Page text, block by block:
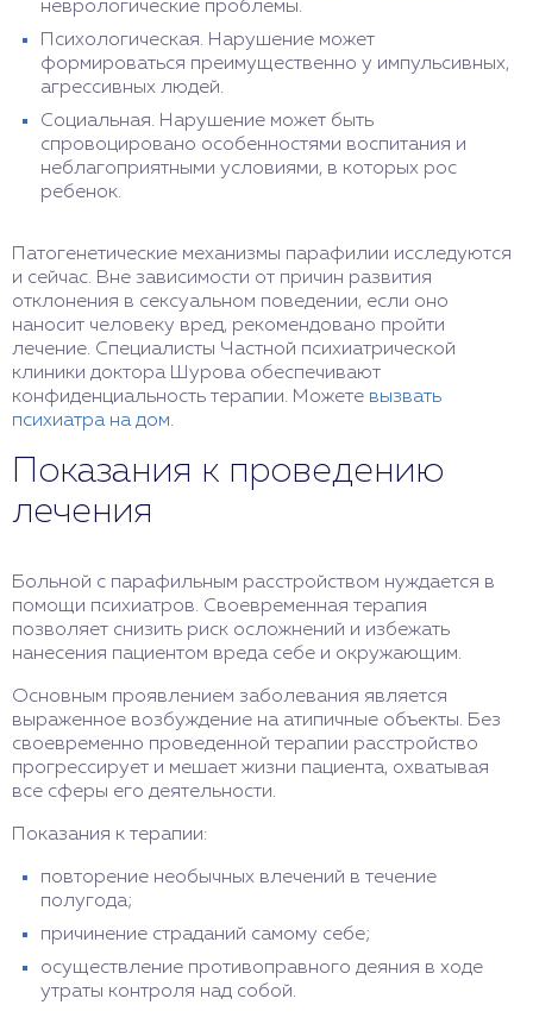
неврологические проблемы.
Психологическая. Нарушение может
формироваться преимущественно у импульсивных,
агрессивных людей.
Социальная. Нарушение может быть
спровоцировано особенностями воспитания и
неблагоприятными условиями, в которых рос
ребенок.
Патогенетические механизмы парафилии исследуются
и сейчас. Вне зависимости от причин развития
отклонения в сексуальном поведении, если оно
наносит человеку вред, рекомендовано пройти
лечение. Специалисты Частной психиатрической
клиники доктора Шурова обеспечивают
конфиденциальность терапии. Можете вызвать
психиатра на дом.
Показания к проведению
лечения
Больной с парафильным расстройством нуждается в
помощи психиатров. Своевременная терапия
позволяет снизить риск осложнений и избежать
нанесения пациентом вреда себе и окружающим.
Основным проявлением заболевания является
выраженное возбуждение на атипичные объекты. Без
своевременно проведенной терапии расстройство
прогрессирует и мешает жизни пациента, охватывая
все сферы его деятельности.
Показания к терапии:
повторение необычных влечений в течение
полугода;
причинение страданий самому себе;
осуществление противоправного деяния в ходе
утраты контроля над собой.